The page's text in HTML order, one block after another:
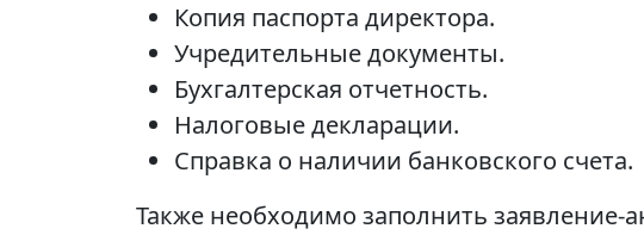
Копия паспорта директора.
Учредительные документы.
Бухгалтерская отчетность.
Налоговые декларации.
Справка о наличии банковского счета.
Также необходимо заполнить заявление-